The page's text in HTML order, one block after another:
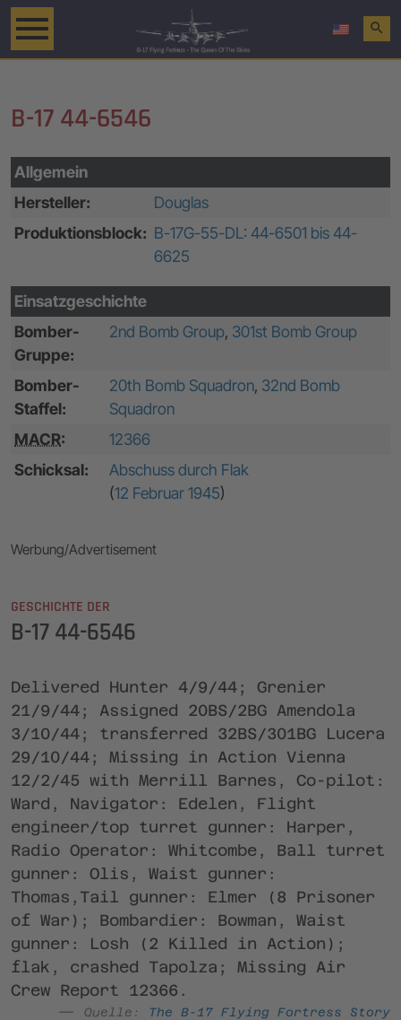
search
B-17 44-6546
Allgemein
Hersteller:
Douglas
Produktionsblock: B-17G-55-DL: 44-6501 bis 44-
6625
Einsatzgeschichte
Bomber-
Gruppe:
2nd Bomb Group, 301st Bomb Group
Bomber-
Staffel:
20th Bomb Squadron, 32nd Bomb
Squadron
MACR:
12366
Schicksal:
Abschuss durch Flak
(12 Februar 1945)
Werbung/Advertisement
GESCHICHTE DER
B-17 44-6546
Delivered Hunter 4/9/44; Grenier
21/9/44; Assigned 20BS/2BG Amendola
3/10/44; transferred 32BS/301BG Lucera
29/10/44; Missing in Action Vienna
12/2/45 with Merrill Barnes, Co-pilot:
Ward, Navigator: Edelen, Flight
engineer/top turret gunner: Harper,
Radio Operator: Whitcombe, Ball turret
gunner: Olis, Waist gunner:
Thomas,Tail gunner: Elmer (8 Prisoner
of War); Bombardier: Bowman, Waist
gunner: Losh (2 Killed in Action);
flak, crashed Tapolza; Missing Air
Crew Report 12366.
Quelle:
The B-17 Flying Fortress Story